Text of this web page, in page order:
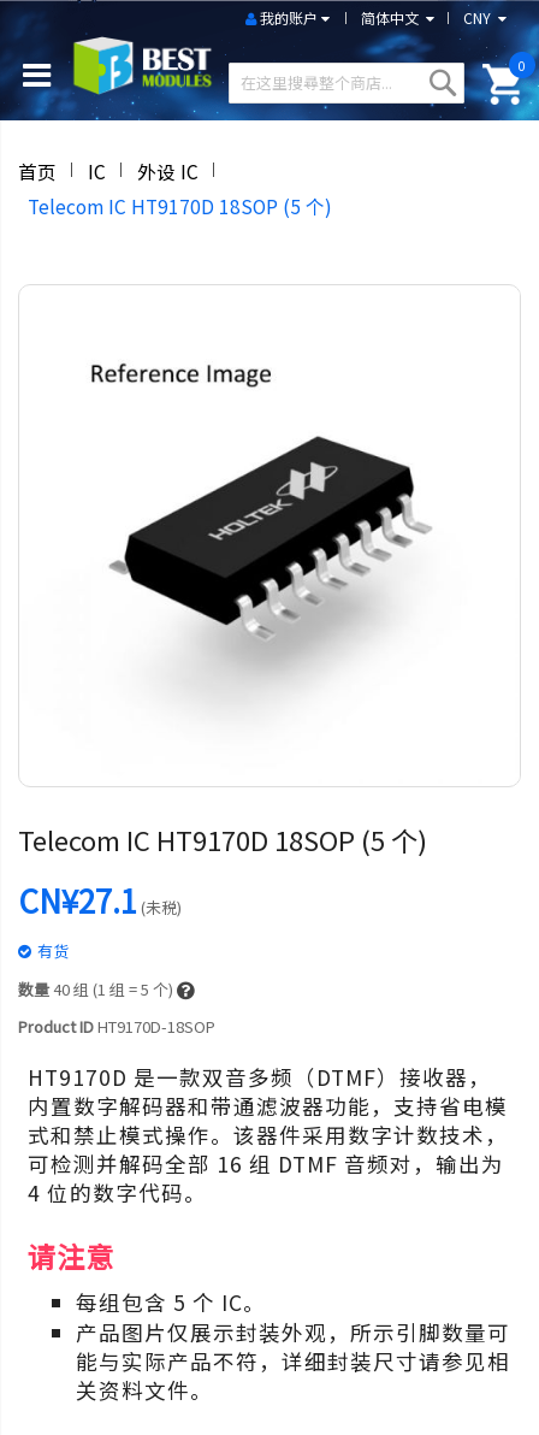
CNY
简体中文
我的账户
0
首页 IC
外设 IC
Telecom IC HT9170D 18SOP (5 个)
Telecom IC HT9170D 18SOP (5 个)
CN¥27.1 (未税)
有货
数量40组 (1 组 = 5 个)
Product IDHT9170D-18SOP
HT9170D 是一款双音多频（DTMF）接收器，
内置数字解码器和带通滤波器功能，支持省电模
式和禁止模式操作。该器件采用数字计数技术，
可检测并解码全部 16 组 DTMF 音频对，输出为
4 位的数字代码。
请注意
每组包含 5 个 IC。
产品图片仅展示封装外观，所示引脚数量可
能与实际产品不符，详细封装尺寸请参见相
关资料文件。